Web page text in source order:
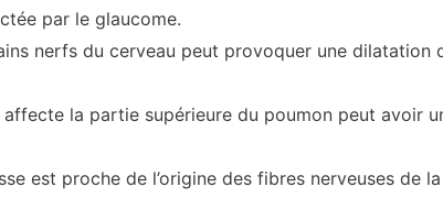
par le glaucome.
nerfs du cerveau peut provoquer une dilatation
la partie supérieure du poumon peut avoir
est proche de l’origine des fibres nerveuses de